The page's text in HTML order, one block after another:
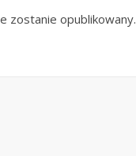
zostanie opublikowany.